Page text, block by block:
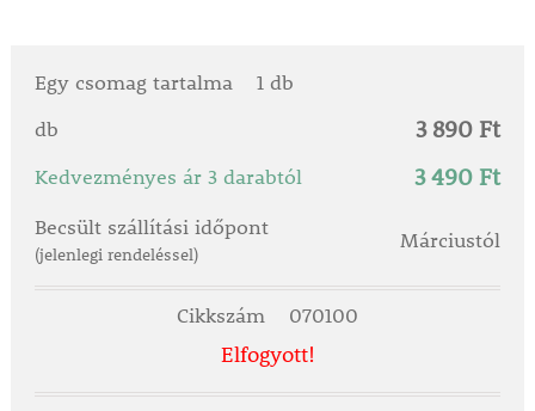
Egy csomag tartalma
1 db
db
3 890 Ft
Kedvezményes ár 3 darabtól 3 490 Ft
Becsült szállítási időpont
(jelenlegi rendeléssel)
Márciustól
Cikkszám 070100
Elfogyott!